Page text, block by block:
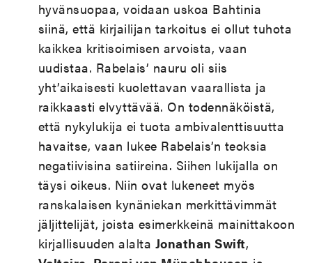
hyvänsuopaa, voidaan uskoa Bahtinia
siinä, että kirjailijan tarkoitus ei ollut tuhota
kaikkea kritisoimisen arvoista, vaan
uudistaa. Rabelais’ nauru oli siis
yht’aikaisesti kuolettavan vaarallista ja
raikkaasti elvyttävää. On todennäköistä,
että nykylukija ei tuota ambivalenttisuutta
havaitse, vaan lukee Rabelais’n teoksia
negatiivisina satiireina. Siihen lukijalla on
täysi oikeus. Niin ovat lukeneet myös
ranskalaisen kynäniekan merkittävimmät
jäljittelijät, joista esimerkkeinä mainittakoon
kirjallisuuden alalta Jonathan Swift,